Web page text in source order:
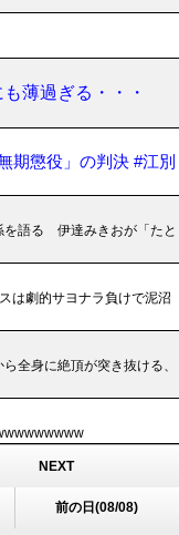
薄過ぎる・・・
期懲役」の判決 #江別
を語る 伊達みきおが「たと
は劇的サヨナラ負けで泥沼
全身に絶頂が突き抜ける、
NEXT
前の日(08/08)